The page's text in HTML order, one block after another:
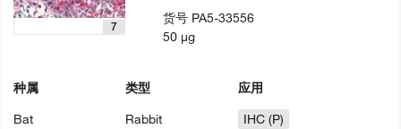
7
种属
Bat
类型
Rabbit
应用
IHC (P)
货号 PA5-33556
50 µg